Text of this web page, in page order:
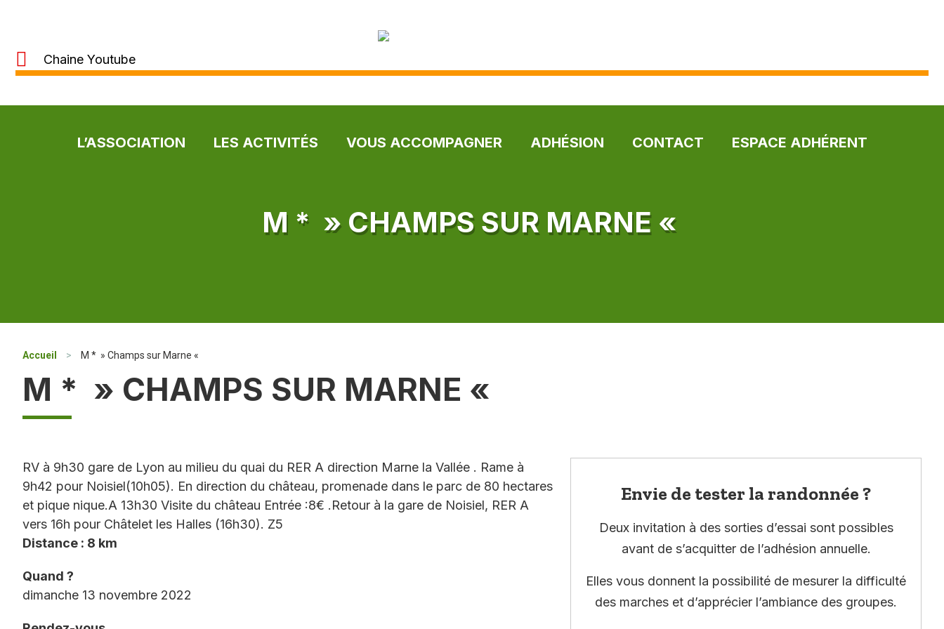
Chaine Youtube
L’ASSOCIATION LES ACTIVITÉS VOUS ACCOMPAGNER ADHÉSION CONTACT ESPACE ADHÉRENT
M * » CHAMPS SUR MARNE «
Accueil > M * » Champs sur Marne «
M * » CHAMPS SUR MARNE «
RV à 9h30 gare de Lyon au milieu du quai du RER A direction Marne la Vallée . Rame à
9h42 pour Noisiel(10h05). En direction du château, promenade dans le parc de 80 hectares
et pique nique.A 13h30 Visite du château Entrée :8€ .Retour à la gare de Noisiel, RER A
vers 16h pour Châtelet les Halles (16h30). Z5
Distance : 8 km
Quand ?
dimanche 13 novembre 2022
Envie de tester la randonnée ?
Deux invitation à des sorties d’essai sont possibles
avant de s’acquitter de l’adhésion annuelle.
Elles vous donnent la possibilité de mesurer la difficulté
des marches et d’apprécier l’ambiance des groupes.